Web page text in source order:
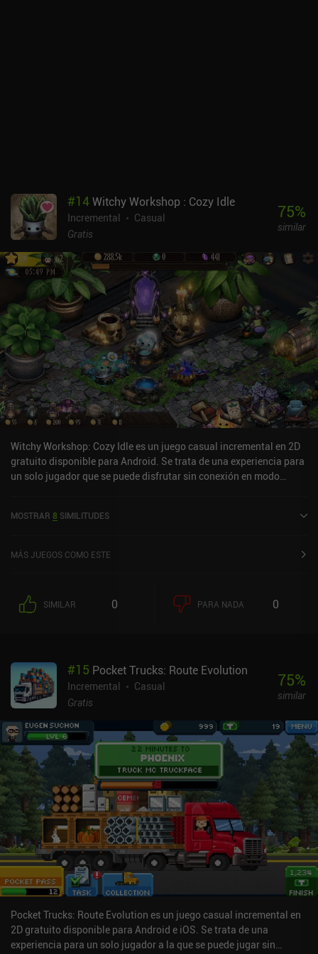
#14Witchy Workshop : Cozy Idle
Incremental
Casual
Gratis
75%
similar
Witchy Workshop: Cozy Idle es un juego casual incremental en 2D
gratuito disponible para Android. Se trata de una experiencia para
un solo jugador que se puede disfrutar sin conexión en modo
Google Play.
MOSTRAR 8 SIMILITUDES
MÁS JUEGOS COMO ESTE
SIMILAR 0 PARA NADA 0
#15 Pocket Trucks: Route Evolution
Incremental
Casual
Gratis
75%
similar
Pocket Trucks: Route Evolution es un juego casual incremental en
2D gratuito disponible para Android e iOS. Se trata de una
experiencia para un solo jugador a la que se puede jugar sin